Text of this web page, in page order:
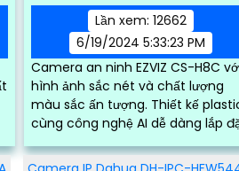
Lần xem: 12662
6/19/2024 5:33:23 PM
Camera an ninh EZVIZ CS-H8C
hình ảnh sắc nét và chất lượng
màu sắc ấn tượng. Thiết kế plastic
cùng công nghệ AI dễ dàng lắp
minh.